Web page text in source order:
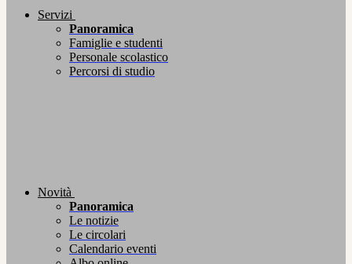
Servizi
Panoramica
Famiglie e studenti
Personale scolastico
Percorsi di studio
Novità
Panoramica
Le notizie
Le circolari
Calendario eventi